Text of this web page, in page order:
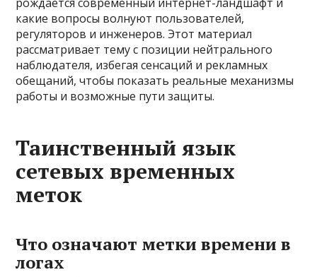
какие вопросы волнуют пользователей,
регуляторов и инженеров. Этот материал
рассматривает тему с позиции нейтрального
наблюдателя, избегая сенсаций и рекламных
обещаний, чтобы показать реальные механизмы
работы и возможные пути защиты.
Таинственный язык
сетевых временных
меток
Что означают метки времени в
логах